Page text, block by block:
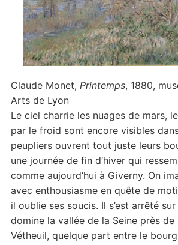
Claude Monet, Printemps, 1880,
Arts de Lyon
Le ciel charrie les nuages de mars,
par le froid sont encore visibles
peupliers ouvrent tout juste leurs
une journée de fin d’hiver qui
comme aujourd’hui à Giverny. On
avec enthousiasme en quête de
il oublie ses soucis. Il s’est arrêté
domine la vallée de la Seine près de
Vétheuil, quelque part entre le